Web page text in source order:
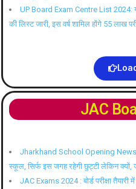
UP Board Exam Centre List 2024: यूपी
की लिस्ट जारी, इस वर्ष शामिल होंगे 55 लाख
JAC
Jharkhand School Opening
स्कूल, सिर्फ इस जगह रहेगी छुट्टी लेकिन क्यों,
JAC Exams 2024 : बोर्ड परीक्षा